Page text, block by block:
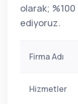
olarak;
ediyoruz.
Firma Adı
Hizmetler